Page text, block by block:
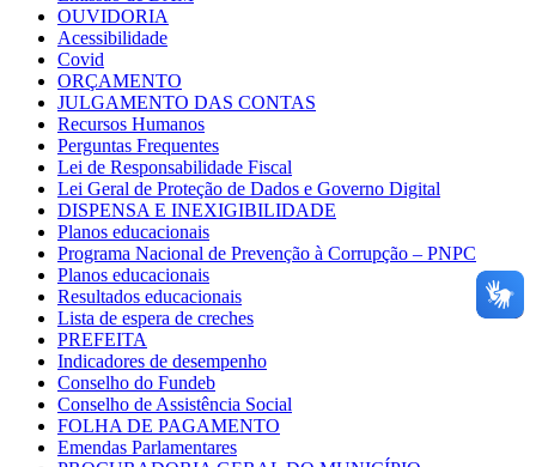
OUVIDORIA
Acessibilidade
Covid
ORÇAMENTO
JULGAMENTO DAS CONTAS
Recursos Humanos
Perguntas Frequentes
Lei de Responsabilidade Fiscal
Lei Geral de Proteção de Dados e Governo Digital
DISPENSA E INEXIGIBILIDADE
Planos educacionais
Programa Nacional de Prevenção à Corrupção – PNPC
Planos educacionais
Resultados educacionais
Lista de espera de creches
PREFEITA
Indicadores de desempenho
Conselho do Fundeb
Conselho de Assistência Social
FOLHA DE PAGAMENTO
Emendas Parlamentares